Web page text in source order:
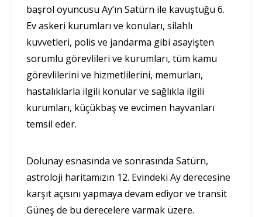
başrol oyuncusu Ay’ın Satürn ile kavuştuğu 6.
Ev askeri kurumları ve konuları, silahlı
kuvvetleri, polis ve jandarma gibi asayişten
sorumlu görevlileri ve kurumları, tüm kamu
görevlilerini ve hizmetlilerini, memurları,
hastalıklarla ilgili konular ve sağlıkla ilgili
kurumları, küçükbaş ve evcimen hayvanları
temsil eder.
Dolunay esnasında ve sonrasında Satürn,
astroloji haritamızın 12. Evindeki Ay derecesine
karşıt açısını yapmaya devam ediyor ve transit
Güneş de bu derecelere varmak üzere.